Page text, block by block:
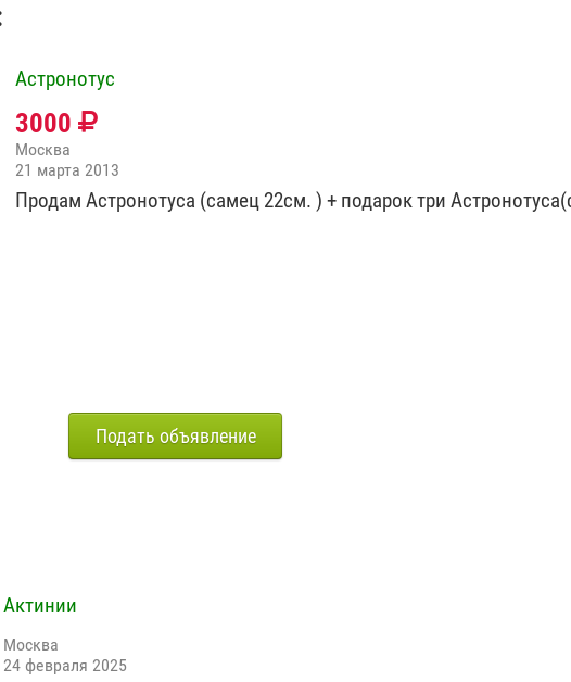
Астронотус
3000
Москва
21 марта 2013
Продам Астронотуса (самец 22см. ) + подарок три
Подать объявление
Актинии
Москва
24 февраля 2025